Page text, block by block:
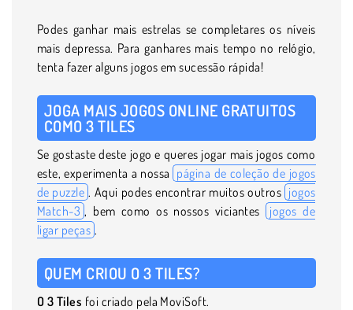
Podes ganhar mais estrelas se completares os níveis
mais depressa. Para ganhares mais tempo no relógio,
tenta fazer alguns jogos em sucessão rápida!
JOGA MAIS JOGOS ONLINE GRATUITOS
COMO 3 TILES
Se gostaste deste jogo e queres jogar mais jogos como
este, experimenta a nossa página de coleção de jogos
de puzzle . Aqui podes encontrar muitos outros jogos
Match-3 , bem como os nossos viciantes jogos de
ligar peças .
QUEM CRIOU O 3 TILES?
O 3 Tiles foi criado pela MoviSoft.